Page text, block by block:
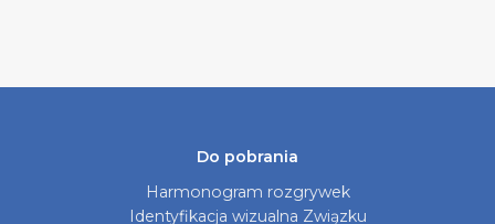
Do pobrania
Harmonogram rozgrywek
Identyfikacja wizualna Związku